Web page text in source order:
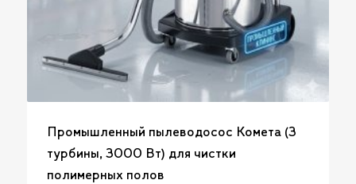
Промышленный пылеводосос Комета (3
турбины, 3000 Вт) для чистки
полимерных полов